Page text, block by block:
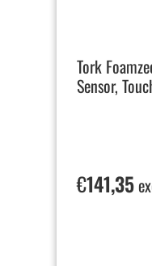
Tork
Sensor,
€141,35